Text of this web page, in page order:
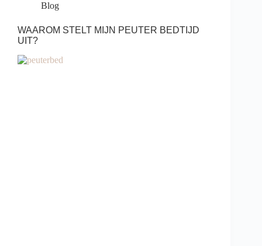
Blog
WAAROM STELT MIJN PEUTER BEDTIJD
UIT?